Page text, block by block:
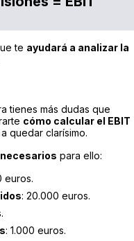
te ayudará a analizar la
tienes más dudas que
cómo calcular el EBIT
quedar clarísimo.
para ello:
euros.
: 20.000 euros.
: 1.000 euros.